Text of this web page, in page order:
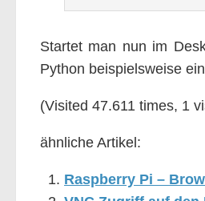
Startet man nun im
Python beispielsweise
(Visited 47.611 times, 1
ähnliche Artikel:
Raspberry Pi –